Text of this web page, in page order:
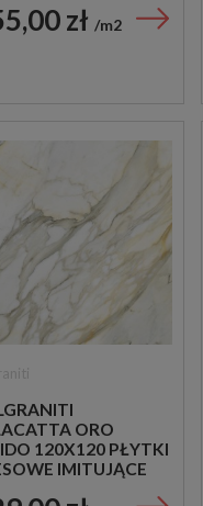
zł m2
ORO
120X120 PŁYTKI
IMITUJĄCE